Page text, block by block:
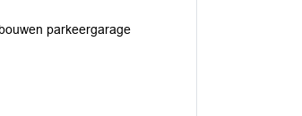
parkeergarage